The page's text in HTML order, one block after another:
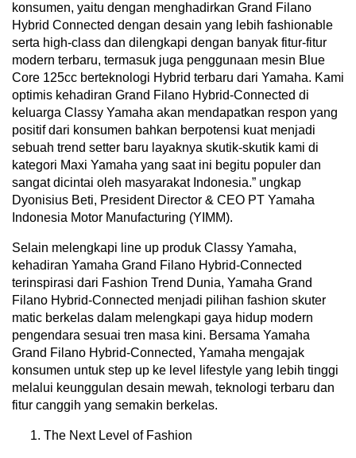
konsumen, yaitu dengan menghadirkan Grand Filano
Hybrid Connected dengan desain yang lebih fashionable
serta high-class dan dilengkapi dengan banyak fitur-fitur
modern terbaru, termasuk juga penggunaan mesin Blue
Core 125cc berteknologi Hybrid terbaru dari Yamaha. Kami
optimis kehadiran Grand Filano Hybrid-Connected di
keluarga Classy Yamaha akan mendapatkan respon yang
positif dari konsumen bahkan berpotensi kuat menjadi
sebuah trend setter baru layaknya skutik-skutik kami di
kategori Maxi Yamaha yang saat ini begitu populer dan
sangat dicintai oleh masyarakat Indonesia.” ungkap
Dyonisius Beti, President Director & CEO PT Yamaha
Indonesia Motor Manufacturing (YIMM).
Selain melengkapi line up produk Classy Yamaha,
kehadiran Yamaha Grand Filano Hybrid-Connected
terinspirasi dari Fashion Trend Dunia, Yamaha Grand
Filano Hybrid-Connected menjadi pilihan fashion skuter
matic berkelas dalam melengkapi gaya hidup modern
pengendara sesuai tren masa kini. Bersama Yamaha
Grand Filano Hybrid-Connected, Yamaha mengajak
konsumen untuk step up ke level lifestyle yang lebih tinggi
melalui keunggulan desain mewah, teknologi terbaru dan
fitur canggih yang semakin berkelas.
The Next Level of Fashion